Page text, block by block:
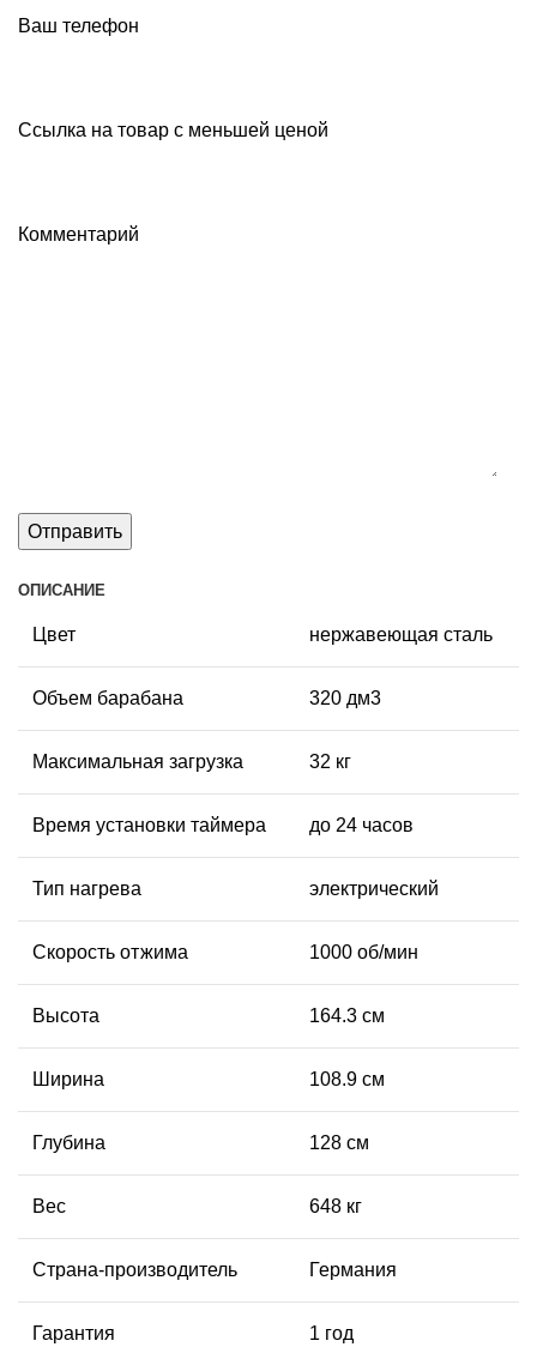
Ваш телефон
Ссылка на товар с меньшей ценой
Комментарий
ОПИСАНИЕ
Цвет нержавеющая сталь
Объем барабана 320 дм3
Максимальная загрузка 32 кг
Время установки таймера до 24 часов
Тип нагрева электрический
Скорость отжима 1000 об/мин
Высота 164.3 см
Ширина 108.9 см
Глубина 128 см
Вес 648 кг
Страна-производитель Германия
Гарантия 1 год